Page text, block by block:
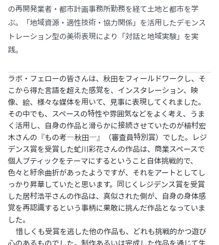
の再開発業者・都市計画事務所勤務を経て土地と都市を学
ぶ。「地域資源・適性技術・協力関係」を活用したデモンス
トレーション型の美術表現により「対話と地域実験」を実
践。
ラボ・フェローの皆さんは、秋田をフィールドワークし、そ
こから得た言語を超えた感覚を、インスタレーション、映
像、絵、様々な媒体を用いて、見事に表現してくれました。
その中でも、スペースの特性や雰囲気などをよく考え、うま
く活用し、自身の作品と滑らかに接続させていたのが植村宏
木さんの『もの考―秋田―』（審査員特別賞）でした。レジ
デンス賞を受賞した虻川彩花さんの作品は、商業スペースで
個人ブティックをテーマにするということ自体挑戦的で、
色々と紆余曲折があったようですが、それをアートとしてし
っかり昇華していたと思います。同じくレジデンス賞を受賞
した居村浩平さんの作品は、真似された側が、自身の身体感
覚を再認識するという事柄に果敢に挑んだ作品となっていま
した。
惜しくも受賞を逃した他の作品も、どれも挑戦的かつ遊び
心のあるものでした。制作あるいは完成した作品を通じて生